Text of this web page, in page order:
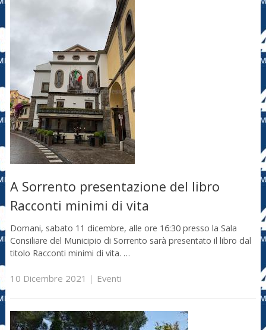
A Sorrento presentazione del libro
Racconti minimi di vita
Domani, sabato 11 dicembre, alle ore 16:30 presso la Sala
Consiliare del Municipio di Sorrento sarà presentato il libro dal
titolo Racconti minimi di vita. …
10 Dicembre 2021 | Eventi